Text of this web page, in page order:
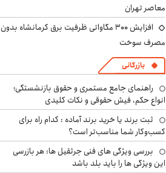
معاصر تهران
افزایش ۳۰۰ مگاواتی ظرفیت برق کرمانشاه بدون
مصرف سوخت
بازرگانی
راهنمای جامع مستمری و حقوق بازنشستگی؛
انواع حکم، فیش حقوقی و نکات کلیدی
ثبت برند یا خرید برند آماده : کدام راه برای
کسب‌وکار شما مناسب‌تر است؟
بررسی ویژگی های فنی جرثقیل ها: هر بازرسی
این ویژگی ها را باید بلد باشد